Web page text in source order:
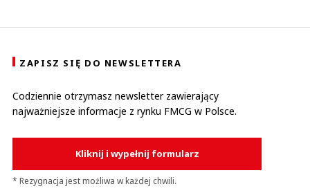
ZAPISZ SIĘ DO NEWSLETTERA
Codziennie otrzymasz newsletter zawierający
najważniejsze informacje z rynku FMCG w Polsce.
Kliknij i wypełnij formularz
* Rezygnacja jest możliwa w każdej chwili.